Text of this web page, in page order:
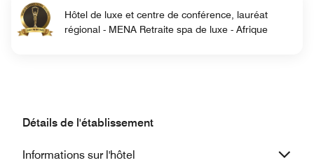
Hôtel de luxe et centre de conférence, lauréat
régional - MENA Retraite spa de luxe - Afrique
Détails de l'établissement
Informations sur l'hôtel